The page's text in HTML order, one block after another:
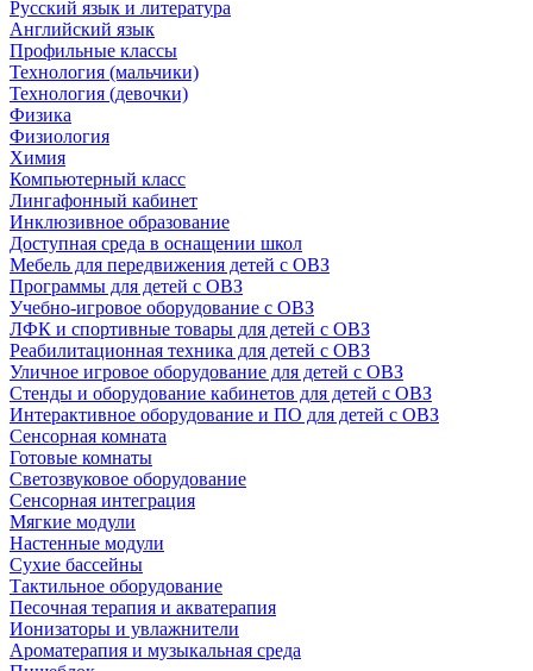
Русский язык и литература
Английский язык
Профильные классы
Технология (мальчики)
Технология (девочки)
Физика
Физиология
Химия
Компьютерный класс
Лингафонный кабинет
Инклюзивное образование
Доступная среда в оснащении школ
Мебель для передвижения детей с ОВЗ
Программы для детей с ОВЗ
Учебно-игровое оборудование с ОВЗ
ЛФК и спортивные товары для детей с ОВЗ
Реабилитационная техника для детей с ОВЗ
Уличное игровое оборудование для детей с ОВЗ
Стенды и оборудование кабинетов для детей с ОВЗ
Интерактивное оборудование и ПО для детей с ОВЗ
Сенсорная комната
Готовые комнаты
Светозвуковое оборудование
Сенсорная интеграция
Мягкие модули
Настенные модули
Сухие бассейны
Тактильное оборудование
Песочная терапия и акватерапия
Ионизаторы и увлажнители
Ароматерапия и музыкальная среда